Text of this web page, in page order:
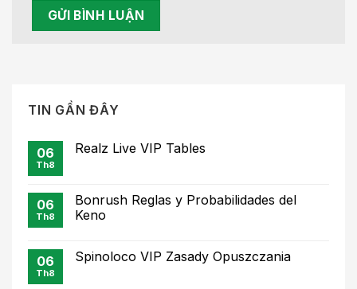
TIN GẦN ĐÂY
06
Th8
Realz Live VIP Tables
06
Th8
Bonrush Reglas y Probabilidades del
Keno
06
Th8
Spinoloco VIP Zasady Opuszczania